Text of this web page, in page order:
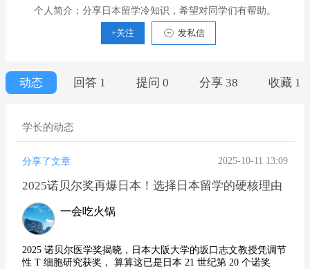
个人简介：分享日本留学冷知识，希望对同学们有帮助。
+关注 发私信
动态 回答 1 提问 0 分享 38 收藏 1
学长的动态
分享了文章 2025-10-11 13:09
2025诺贝尔奖再爆日本！选择日本留学的硬核理由​
一会吃火锅
2025 诺贝尔医学奖揭晓，日本大阪大学的坂口志文教授凭调节
性 T 细胞研究获奖， 算算这已是日本 21 世纪第 20 个诺奖